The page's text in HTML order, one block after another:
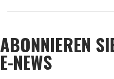
2
ABONNIEREN
E-NEWS